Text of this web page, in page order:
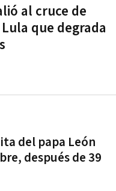
al cruce de
que degrada
del papa León
después de 39